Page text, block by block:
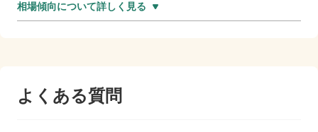
相場傾向について詳しく見る
よくある質問